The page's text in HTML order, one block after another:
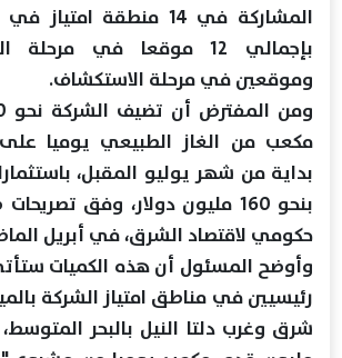
المشاركة في 14 منطقة
بإجمالي 12 موقعا في مرحلة
وموقعين في مرحلة الاستكشاف.
مكعب من الغاز الطبيعي يوميا على
بداية من شهر يوليو المقبل،
بنحو 160 مليون دولار، وفق
حكومي لاقتصاد الشرق، في أبريل
وأوضح المسئول أن هذه الكميات
رئيسيين في مناطق امتياز الشركة